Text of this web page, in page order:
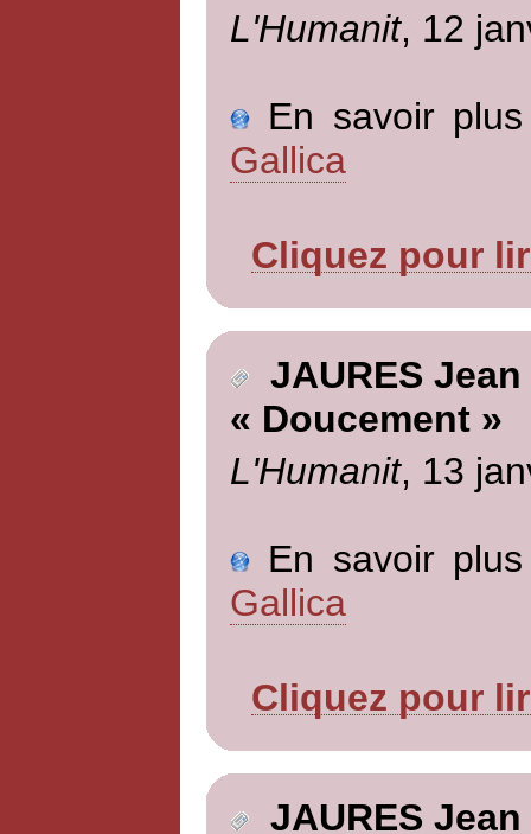
L'Humanit, 12
En savoir
Gallica
Cliquez pour
JAURES Jean
« Doucement »
L'Humanit, 13
En savoir
Gallica
Cliquez pour
JAURES Jean